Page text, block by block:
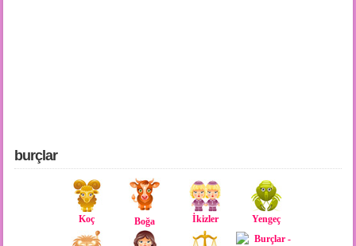
burçlar
Koç Boğa İkizler Yengeç